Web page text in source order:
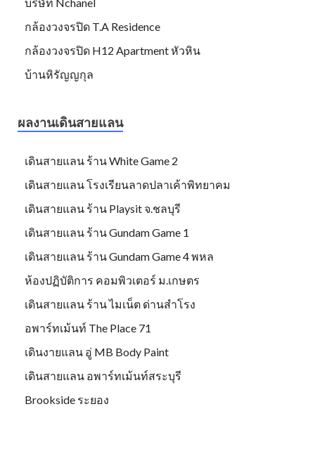
กล้องวงจรปิด T.A Residence
กล้องวงจรปิด H12 Apartment หัวหิน
บ้านหิรัญญกุล
ผลงานเดินสายแลน
เดินสายแลน ร้าน White Game 2
เดินสายแลน โรงเรียนลาดปลาเค้าพิทยาคม
เดินสายแลน ร้าน Playsit จ.ชลบุรี
เดินสายแลน ร้าน Gundam Game 1
เดินสายแลน ร้าน Gundam Game 4 พหล
ห้องปฏิบัติการ คอมพิวเตอร์ ม.เกษตร
เดินสายแลน ร้าน ไมเน็ต ด่านสำโรง
อพาร์ทเม้นท์ The Place 71
เดินงายแลน อู่ MB Body Paint
เดินสายแลน อพาร์ทเม้นท์สระบุรี
Brookside ระยอง